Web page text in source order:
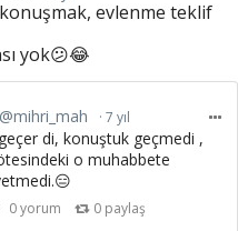
evlenme teklif
yok😕😂
@mihri_mah 7 yıl
di, konuştuk geçmedi ,
o muhabbete
0 yorum 0 paylaş